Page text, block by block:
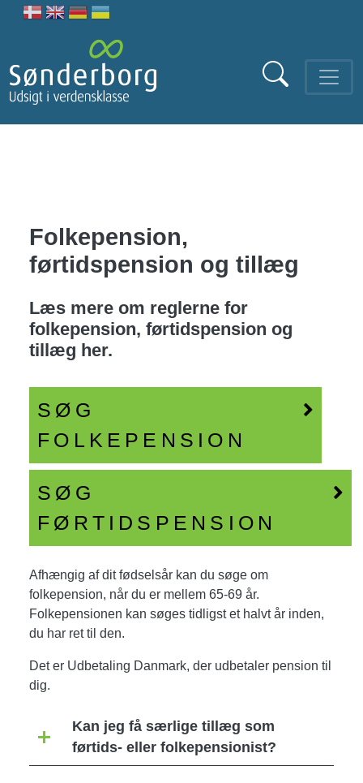
Folkepension,
førtidspension og tillæg
Læs mere om reglerne for
folkepension, førtidspension og
tillæg her.
SØG
FOLKEPENSION
SØG
FØRTIDSPENSION
Afhængig af dit fødselsår kan du søge om
folkepension, når du er mellem 65-69 år.
Folkepensionen kan søges tidligst et halvt år inden,
du har ret til den.
Det er Udbetaling Danmark, der udbetaler pension til
dig.
Kan jeg få særlige tillæg som
førtids- eller folkepensionist?